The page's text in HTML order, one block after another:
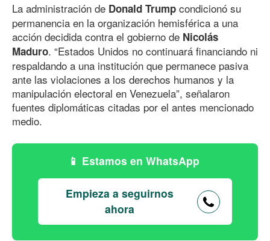
La administración de Donald Trump condicionó su
permanencia en la organización hemisférica a una
acción decidida contra el gobierno de Nicolás
Maduro. “Estados Unidos no continuará financiando ni
respaldando a una institución que permanece pasiva
ante las violaciones a los derechos humanos y la
manipulación electoral en Venezuela”, señalaron
fuentes diplomáticas citadas por el antes mencionado
medio.
Estamos en WhatsApp
Empieza a seguirnos
ahora